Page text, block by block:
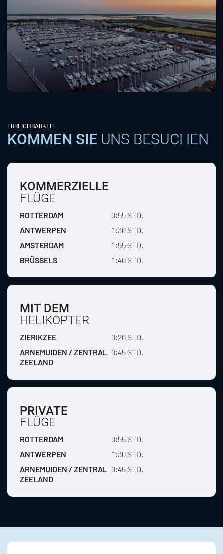
ERREICHBARKEIT
KOMMEN SIE UNS BESUCHEN
KOMMERZIELLE
FLÜGE
ROTTERDAM
0:55 STD.
ANTWERPEN
1:30 STD.
AMSTERDAM
1:55 STD.
BRÜSSELS
1:40 STD.
MIT DEM
HELIKOPTER
ZIERIKZEE
0:20 STD.
ARNEMUIDEN / ZENTRAL
ZEELAND
0:45 STD.
PRIVATE
FLÜGE
ROTTERDAM
0:55 STD.
ANTWERPEN
1:30 STD.
ARNEMUIDEN / ZENTRAL
ZEELAND
0:45 STD.